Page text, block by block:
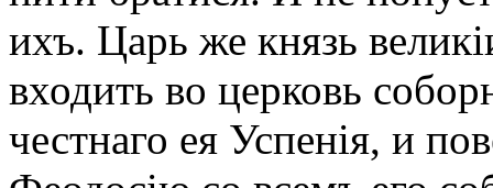
ихъ. Царь же князь
входить во церковь
честнаго ея Успенія, и